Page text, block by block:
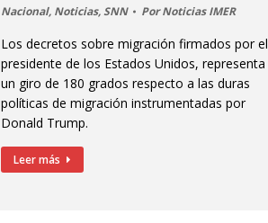
Nacional, Noticias,SNN PorNoticias IMER
Los decretos sobre migración firmados por el
presidente de los Estados Unidos, representa
un giro de 180 grados respecto a las duras
políticas de migración instrumentadas por
Donald Trump.
Leer más